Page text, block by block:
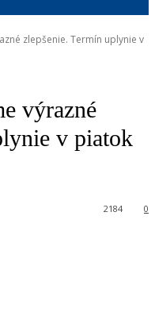
zlepšenie. Termín uplynie v
výrazné
v piatok
0
2184